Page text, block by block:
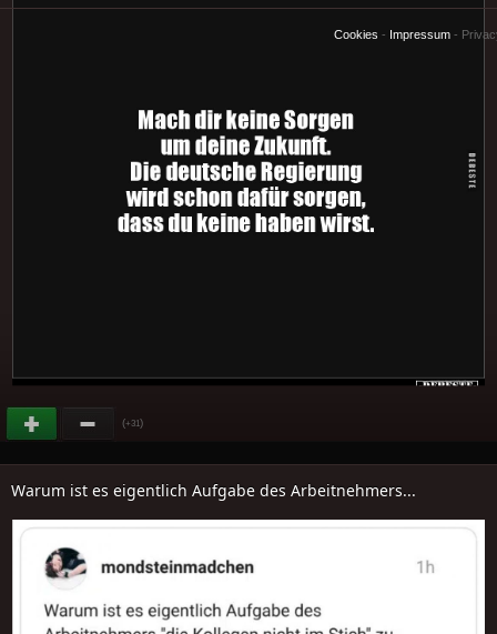
(+31)
Warum ist es eigentlich Aufgabe des Arbeitnehmers...
Cookies - Impressum -